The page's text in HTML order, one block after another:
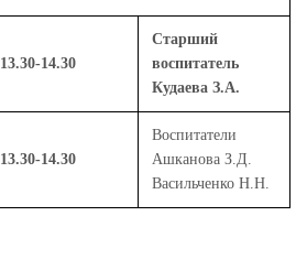
13.30-14.30
Старший
воспитатель
Кудаева З.А.
13.30-14.30
Воспитатели
Ашканова З.Д.
Васильченко Н.Н.